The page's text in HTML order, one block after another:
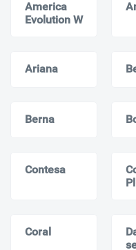
America
Evolution W
Ariana
Berna
Contesa
Coral